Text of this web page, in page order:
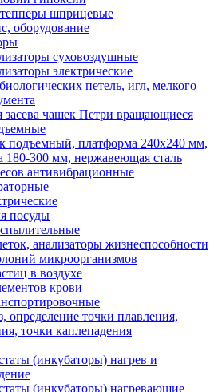
шприцевые
оборудование
суховоздушные
электрические
петель, игл, мелкого
засева чашек Петри вращающиеся
подъемный, платформа 240х240 мм,
180-300 мм, нержавеющая сталь
антивибрационные
посуды
анализаторы жизнеспособности
микроорганизмов
в воздухе
крови
определение точки плавления,
точки каплепадения
(инкубаторы) нагрев и
(инкубаторы) нагревающие